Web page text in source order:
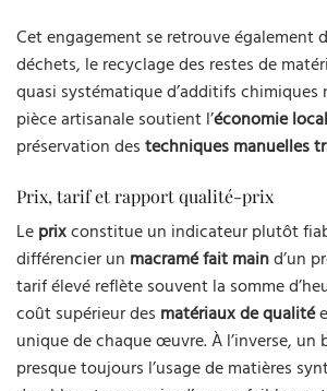
Cet engagement se retrouve également
déchets, le recyclage des restes de
quasi systématique d’additifs chimiques
pièce artisanale soutient l’économie
préservation des techniques manuelles
Prix, tarif et rapport qualité-prix
Le prixconstitue un indicateur plutôt
différencier un macramé fait maind’un
tarif élevé reflète souvent la somme
coût supérieur des matériaux de qualité
unique de chaque œuvre. À l’inverse, un
presque toujours l’usage de matières